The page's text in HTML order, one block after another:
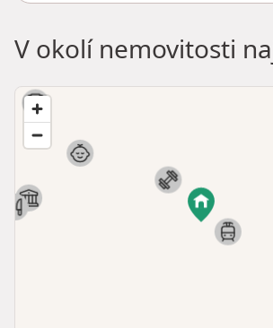
V okolí nemovitosti